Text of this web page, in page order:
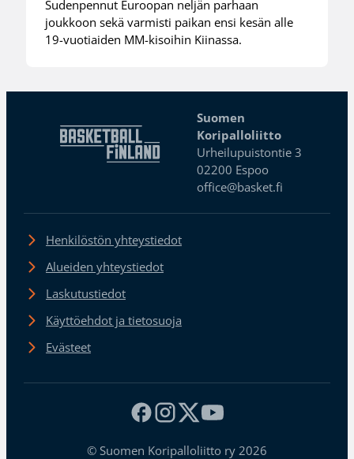
Sudenpennut Euroopan neljän parhaan
joukkoon sekä varmisti paikan ensi kesän alle
19-vuotiaiden MM-kisoihin Kiinassa.
Suomen
Koripalloliitto
Urheilupuistontie 3
02200 Espoo
office@basket.fi
Henkilöstön yhteystiedot
Alueiden yhteystiedot
Laskutustiedot
Käyttöehdot ja tietosuoja
Evästeet
© Suomen Koripalloliitto ry 2026